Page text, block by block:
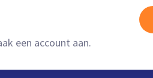
een account aan.